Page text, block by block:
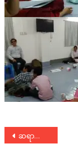
Post
ဆရာကြီးသခင်ကိုယ်တော်မှိုင်း ၁၄၁ နှစ်မြောက်မွေးနေ့ အခမ်းအနား